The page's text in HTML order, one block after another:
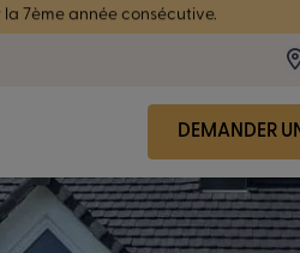
la 7ème année consécutive.
DEMANDER